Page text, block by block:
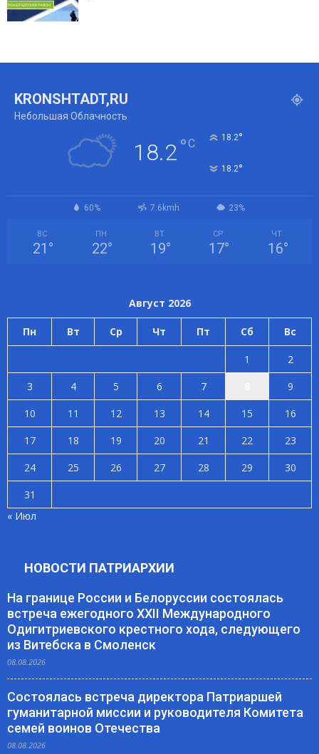
KRONSHTADT,RU
Небольшая Облачность
18.2°C 18.2°
18.2°
60% 7.6kmh 23%
ВС
21 °
ПН
22°
ВТ
19°
СР
17°
ЧТ
16°
Август 2026
Пн Вт Ср Чт Пт Сб Вс
1
2
3
4 5 6 7
9
10
11 12 13 14 15
16
17
18 19 20 21 22
23
24
25 26 27 28 29
30
31
« Июл
НОВОСТИ ПАТРИАРХИИ
На границе России и Белоруссии состоялась
встреча ежегодного XXII Международного
Одигитриевского крестного хода, следующего
из Витебска в Смоленск
08.08.2026
Состоялась встреча директора Патриаршей
гуманитарной миссии и руководителя Комитета
семей воинов Отечества
08.08.2026